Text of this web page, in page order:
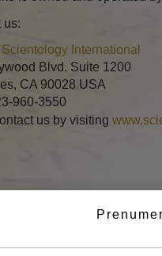
us:
International
Blvd. Suite 1200
CA 90028 USA
960-3550
us by visiting